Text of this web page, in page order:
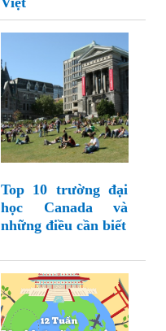
Top 10 trường đại
học Canada và
những điều cần biết